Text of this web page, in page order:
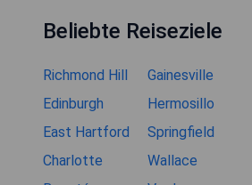
Beliebte Reiseziele
Richmond Hill Gainesville
Edinburgh
Hermosillo
East Hartford
Springfield
Charlotte
Wallace